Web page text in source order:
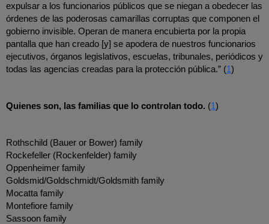
expulsar a los funcionarios públicos que se niegan a obedecer las
órdenes de las poderosas camarillas corruptas que componen el
gobierno invisible. Operan de manera encubierta por la propia
pantalla que han creado [y] se apodera de nuestros funcionarios
ejecutivos, órganos legislativos, escuelas, tribunales, periódicos y
todas las agencias creadas para la protección pública.” (1 )
Quienes son, las familias que lo controlan todo. (1 )
Rothschild (Bauer or Bower) family
Rockefeller (Rockenfelder) family
Oppenheimer family
Goldsmid/Goldschmidt/Goldsmith family
Mocatta family
Montefiore family
Sassoon family